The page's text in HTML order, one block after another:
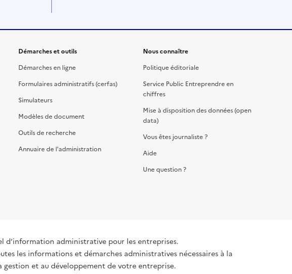
Démarches et outils
Démarches en ligne
Formulaires administratifs (cerfas)
Simulateurs
Modèles de document
Outils de recherche
Annuaire de l'administration
Nous connaître
Politique éditoriale
Service Public Entreprendre en
chiffres
Mise à disposition des données (open
data)
Vous êtes journaliste ?
Aide
Une question ?
d’information administrative pour les entreprises.
les informations et démarches administratives nécessaires à la
gestion et au développement de votre entreprise.